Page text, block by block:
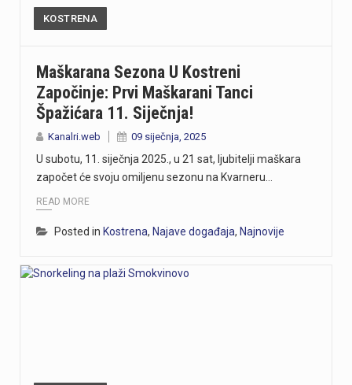
KOSTRENA
Maškarana Sezona U Kostreni
Započinje: Prvi Maškarani Tanci
Špažićara 11. Siječnja!
Kanalri.web 09 siječnja, 2025
U subotu, 11. siječnja 2025., u 21 sat, ljubitelji maškara
započet će svoju omiljenu sezonu na Kvarneru…
READ MORE
Posted in Kostrena, Najave događaja, Najnovije